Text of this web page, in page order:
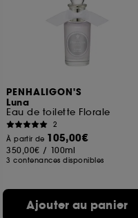
PENHALIGON'S
Luna
Eau de toilette Florale
2
À partir de 105,00€
350,00€ / 100ml
3 contenances disponibles
Ajouter au panier